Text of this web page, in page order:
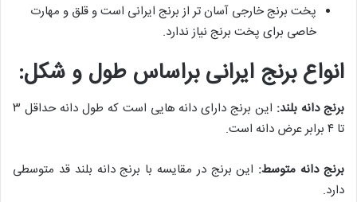
پخت برنج خارجی آسان تر از برنج ایرانی است و قلق و مهارت
خاصی برای پخت برنج نیاز ندارد.
انواع برنج ایرانی براساس طول و شکل:
برنج دانه بلند:
این برنج دارای دانه هایی است که طول دانه حداقل ۳
تا ۴ برابر عرض دانه است.
برنج دانه متوسط: این برنج در مقایسه با برنج دانه بلند قد متوسطی
دارد.